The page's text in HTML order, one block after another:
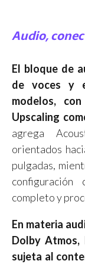
Audio,
El bloque de
de voces y
modelos,
Upscaling
agrega
orientados
pulgadas,
completo y
En materia
Dolby Atmos,
sujeta al